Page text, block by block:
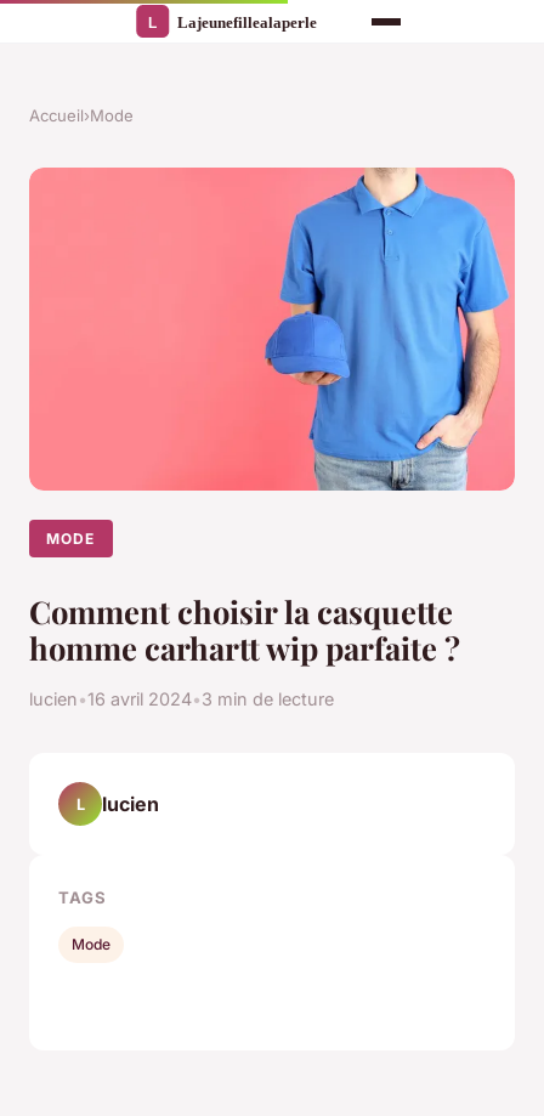
Accueil›Mode
MODE
Comment choisir la casquette
homme carhartt wip parfaite ?
lucien•16 avril 2024•3 min de lecture
L lucien
TAGS
Mode